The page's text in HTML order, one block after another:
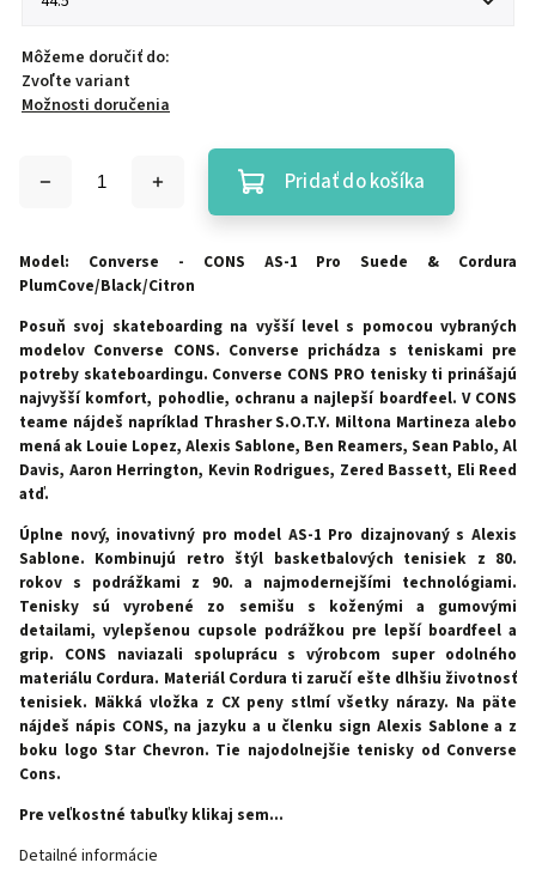
Môžeme doručiť do:
Zvoľte variant
Možnosti doručenia
Pridať do košíka
Model: Converse - CONS AS-1 Pro Suede & Cordura
PlumCove/Black/Citron
Posuň svoj skateboarding na vyšší level s pomocou vybraných
modelov Converse CONS. Converse prichádza s teniskami pre
potreby skateboardingu. Converse CONS PRO tenisky ti prinášajú
najvyšší komfort, pohodlie, ochranu a najlepší boardfeel. V CONS
teame nájdeš napríklad Thrasher S.O.T.Y. Miltona Martineza alebo
mená ak Louie Lopez, Alexis Sablone, Ben Reamers, Sean Pablo, Al
Davis, Aaron Herrington, Kevin Rodrigues, Zered Bassett, Eli Reed
atď.
Úplne nový, inovativný pro model AS-1 Pro dizajnovaný s Alexis
Sablone. Kombinujú retro štýl basketbalových tenisiek z 80.
rokov s podrážkami z 90. a najmodernejšími technológiami.
Tenisky sú vyrobené zo semišu s koženými a gumovými
detailami, vylepšenou cupsole podrážkou pre lepší boardfeel a
grip. CONS naviazali spoluprácu s výrobcom super odolného
materiálu Cordura. Materiál Cordura ti zaručí ešte dlhšiu životnosť
tenisiek. Mäkká vložka z CX peny stlmí všetky nárazy. Na päte
nájdeš nápis CONS, na jazyku a u členku sign Alexis Sablone a z
boku logo Star Chevron. Tie najodolnejšie tenisky od Converse
Cons.
Pre veľkostné tabuľky klikaj sem...
Detailné informácie